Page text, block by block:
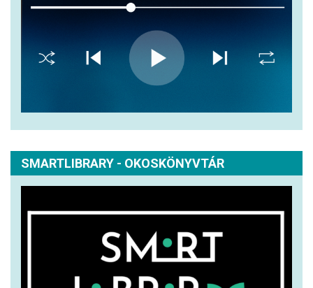
SMARTLIBRARY - OKOSKÖNYVTÁR